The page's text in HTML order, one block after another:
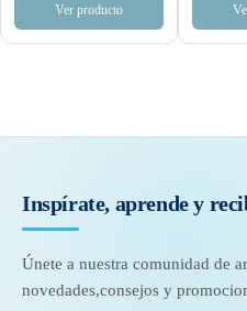
Ver producto
Inspírate, aprende y
Únete a nuestra comunidad de
novedades,consejos y